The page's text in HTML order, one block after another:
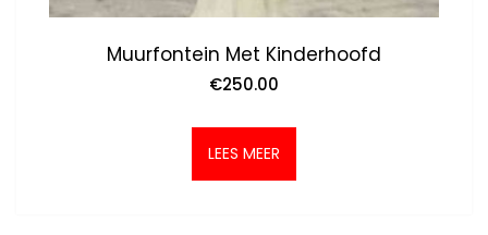
Muurfontein Met Kinderhoofd
€250.00
LEES MEER